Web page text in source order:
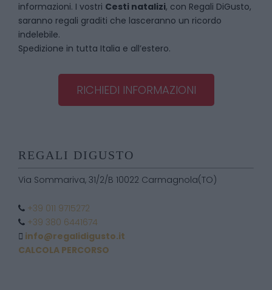
informazioni. I vostri Cesti natalizi, con Regali DiGusto,
saranno regali graditi che lasceranno un ricordo
indelebile.
Spedizione in tutta Italia e all’estero.
RICHIEDI INFORMAZIONI
REGALI DIGUSTO
Via Sommariva, 31/2/B 10022 Carmagnola(TO)
+39 011 9715272
+39 380 6441674
info@regalidigusto.it
CALCOLA PERCORSO